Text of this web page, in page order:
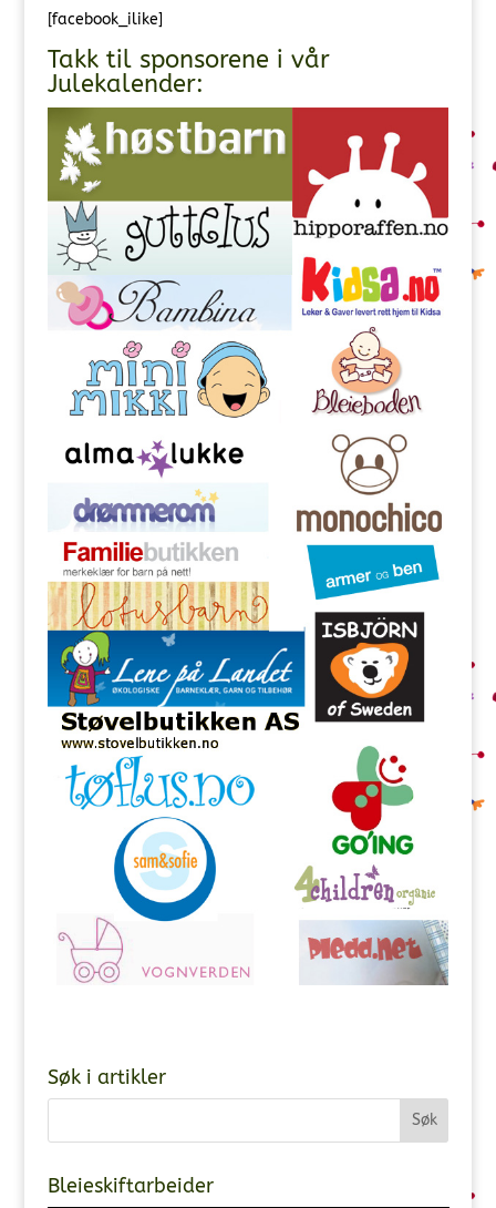
[facebook_ilike]
Takk til sponsorene i vår
Julekalender:
Søk i artikler
Bleieskiftarbeider